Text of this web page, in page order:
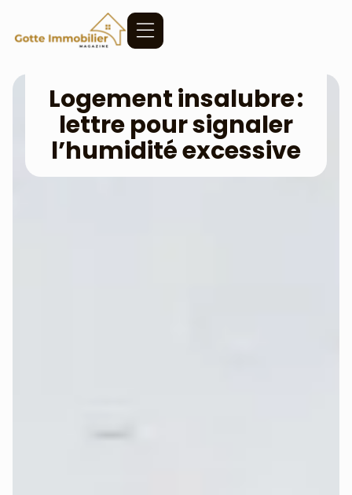
Logement insalubre :
lettre pour signaler
l’humidité excessive